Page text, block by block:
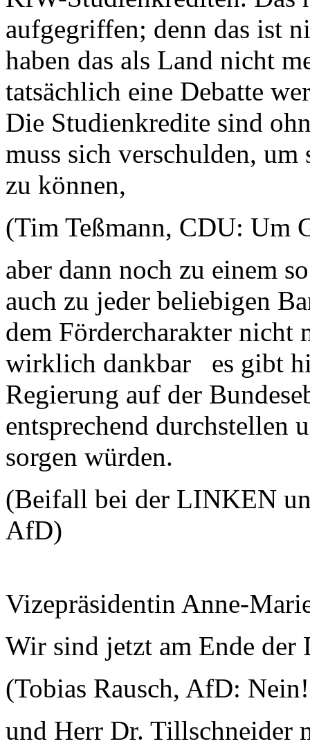
aufgegriffen; denn das ist
haben das als Land nicht
tatsächlich eine Debatte
Die Studienkredite sind
muss sich verschulden,
zu können,
(Tim Teßmann, CDU: Um
aber dann noch zu einem
auch zu jeder beliebigen
dem Fördercharakter nicht
wirklich dankbar es gibt
Regierung auf der
entsprechend durchstellen
sorgen würden.
(Beifall bei der LINKEN
AfD)
Vizepräsidentin Anne-
Wir sind jetzt am Ende der
(Tobias Rausch, AfD:
und Herr Dr. Tillschneider